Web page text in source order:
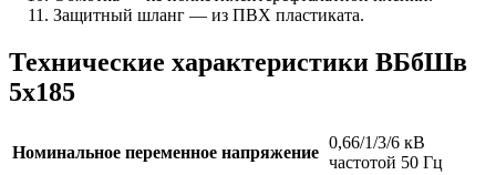
Защитный шланг — из ПВХ пластиката.
Технические характеристики ВБбШв
5х185
Номинальное переменное напряжение
0,66/1/3/6 кВ
частотой 50 Гц